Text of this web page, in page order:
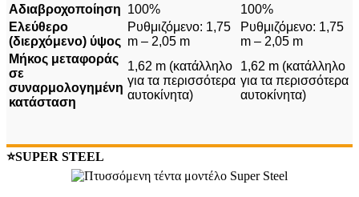
Αδιαβροχοποίηση 100%
100%
Ελεύθερο
(διερχόμενο) ύψος
Ρυθμιζόμενο: 1,75
m – 2,05 m
Ρυθμιζόμενο: 1,75
m – 2,05 m
Μήκος μεταφοράς
σε
συναρμολογημένη
κατάσταση
1,62 m (κατάλληλο
για τα περισσότερα
αυτοκίνητα)
1,62 m (κατάλληλο
για τα περισσότερα
αυτοκίνητα)
⭐SUPER STEEL